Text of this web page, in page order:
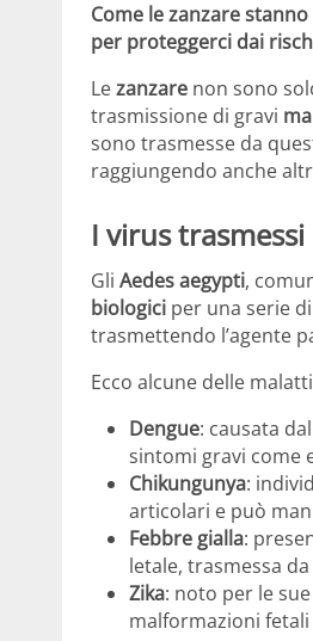
Come le zanzare
per proteggerci dai
Lezanzare non sono
trasmissione di gravi
sono trasmesse da
raggiungendo anche
I virus
Gli Aedes aegypti,
biologici per una serie
trasmettendo l’agente
Ecco alcune delle
Dengue: causata
sintomi gravi come
Chikungunya:
articolari e può
Febbre gialla:
letale, trasmessa
Zika: noto per le
malformazioni